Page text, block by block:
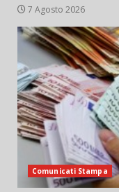
7 Agosto 2026
Comunicati Stampa